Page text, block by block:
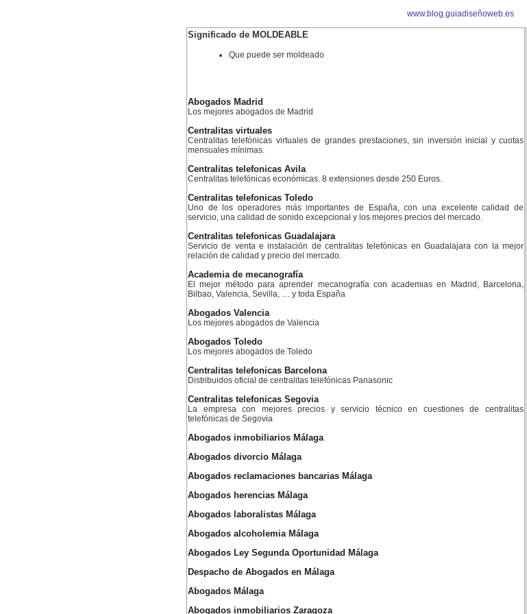
www.blog.guiadiseñoweb.es
Significado de MOLDEABLE
Que puede ser moldeado
Abogados Madrid
Los mejores abogados de Madrid
Centralitas virtuales
Centralitas telefónicas virtuales de grandes prestaciones, sin inversión inicial y cuotas
mensuales mínimas.
Centralitas telefonicas Avila
Centralitas telefónicas económicas. 8 extensiones desde 250 Euros.
Centralitas telefonicas Toledo
Uno de los operadores más importantes de España, con una excelente calidad de
servicio, una calidad de sonido excepcional y los mejores precios del mercado.
Centralitas telefonicas Guadalajara
Servicio de venta e instalación de centralitas telefónicas en Guadalajara con la mejor
relación de calidad y precio del mercado.
Academia de mecanografía
El mejor método para aprender mecanografía con academias en Madrid, Barcelona,
Bilbao, Valencia, Sevilla, … y toda España
Abogados Valencia
Los mejores abogados de Valencia
Abogados Toledo
Los mejores abogados de Toledo
Centralitas telefonicas Barcelona
Distribuidos oficial de centralitas telefónicas Panasonic
Centralitas telefonicas Segovia
La empresa con mejores precios y servicio técnico en cuestiones de centralitas
telefónicas de Segovia
Abogados inmobiliarios Málaga
Abogados divorcio Málaga
Abogados reclamaciones bancarias Málaga
Abogados herencias Málaga
Abogados laboralistas Málaga
Abogados alcoholemia Málaga
Abogados Ley Segunda Oportunidad Málaga
Despacho de Abogados en Málaga
Abogados Málaga
Abogados inmobiliarios Zaragoza